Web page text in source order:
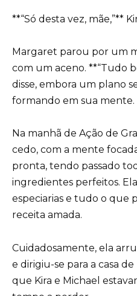
**“Só desta vez, mãe,”**
Margaret parou por um
com um aceno. **“Tudo
disse, embora um plano
formando em sua mente.
Na manhã de Ação de
cedo, com a mente
pronta, tendo passado
ingredientes perfeitos.
especiarias e tudo o que
receita amada.
Cuidadosamente, ela
e dirigiu-se para a casa de
que Kira e Michael